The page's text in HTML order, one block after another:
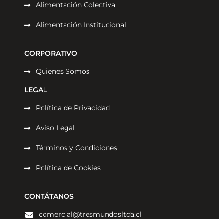
Alimentación Colectiva
Alimentación Institucional
CORPORATIVO
Quienes Somos
LEGAL
Política de Privacidad
Aviso Legal
Términos y Condiciones
Política de Cookies
CONTÁTANOS
comercial@tresmundosltda.cl